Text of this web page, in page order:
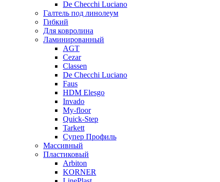
De Checchi Luciano
Галтель под линолеум
Гибкий
Для ковролина
Ламинированный
AGT
Cezar
Classen
De Checchi Luciano
Faus
HDM Elesgo
Invado
My-floor
Quick-Step
Tarkett
Супер Профиль
Массивный
Пластиковый
Arbiton
KORNER